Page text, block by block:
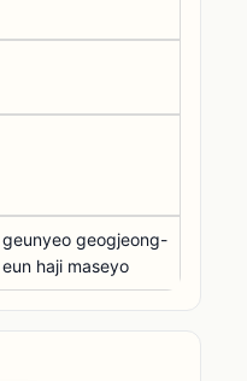
geunyeo geogjeong-
eun haji maseyo